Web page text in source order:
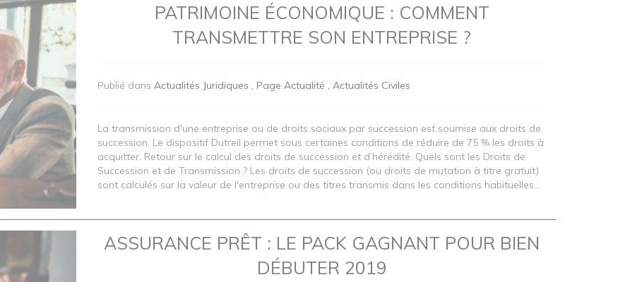
PATRIMOINE ÉCONOMIQUE : COMMENT
TRANSMETTRE SON ENTREPRISE ?
Publié dans Actualités Juridiques Page Actualité Actualités Civiles
La transmission d'une entreprise ou de droits sociaux par succession est soumise aux droits de
succession. Le dispositif Dutreil permet sous certaines conditions de réduire de 75 % les droits à
acquitter. Retour sur le calcul des droits de succession et d’hérédité. Quels sont les Droits de
Succession et de Transmission ? Les droits de succession (ou droits de mutation à titre gratuit)
sont calculés sur la valeur de l'entreprise ou des titres transmis dans les conditions habituelles...
ASSURANCE PRÊT : LE PACK GAGNANT POUR BIEN
DÉBUTER 2019